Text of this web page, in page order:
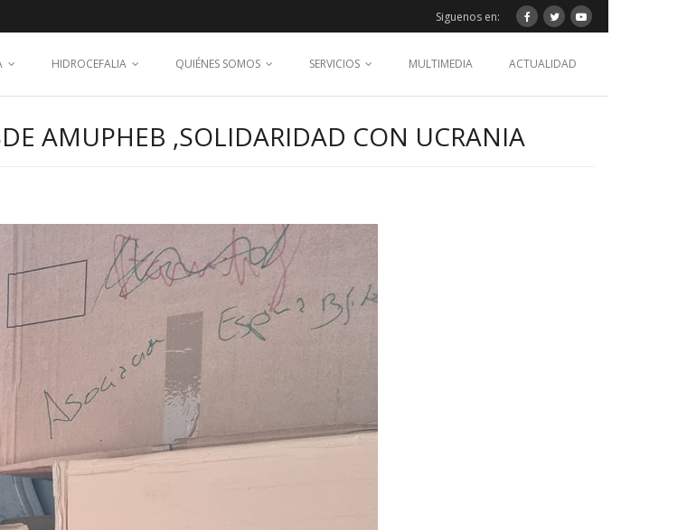
Siguenos en:
HIDROCEFALIA QUIÉNES SOMOS SERVICIOS MULTIMEDIA ACTUALIDAD
AMUPHEB ,SOLIDARIDAD CON UCRANIA